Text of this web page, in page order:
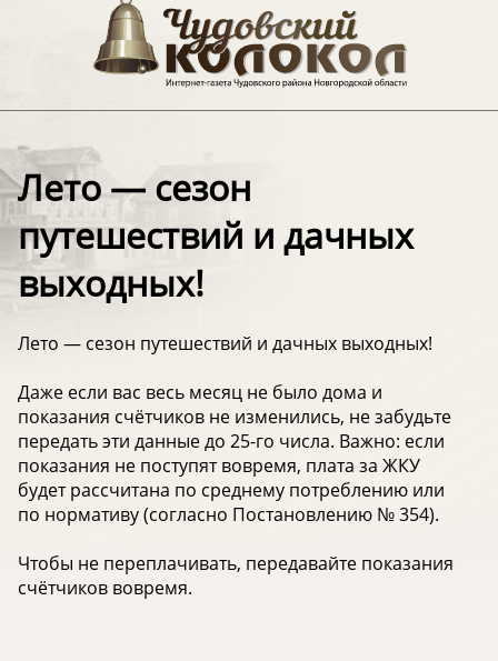
Лето — сезон
путешествий и дачных
выходных!
Лето — сезон путешествий и дачных выходных!
Даже если вас весь месяц не было дома и
показания счётчиков не изменились, не забудьте
передать эти данные до 25-го числа. Важно: если
показания не поступят вовремя, плата за ЖКУ
будет рассчитана по среднему потреблению или
по нормативу (согласно Постановлению № 354).
Чтобы не переплачивать, передавайте показания
счётчиков вовремя.